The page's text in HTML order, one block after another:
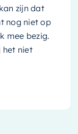
zijn dat
nog niet op
mee bezig.
het niet